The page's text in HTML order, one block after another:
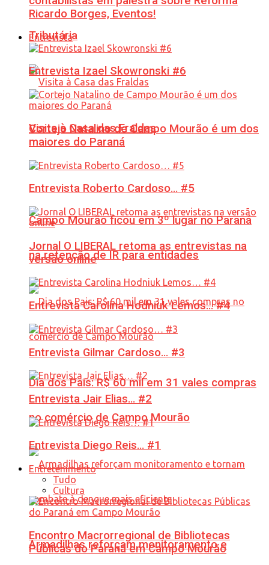
Tributária
Visita à Casa das Fraldas
Campo Mourão ficou em 3º lugar no Paraná
na retenção de IR para entidades
Dia dos Pais: R$ 60 mil em 31 vales compras
no comércio de Campo Mourão
Armadilhas reforçam monitoramento e
Ricardo Borges, Eventos!
Entrevista
Entrevista Izael Skowronski #6
Cortejo Natalino de Campo Mourão é um dos
maiores do Paraná
Entrevista Roberto Cardoso… #5
Jornal O LIBERAL retoma as entrevistas na
versão online
Entrevista Carolina Hodniuk Lemos… #4
Entrevista Gilmar Cardoso… #3
Entrevista Jair Elias… #2
Entrevista Diego Reis… #1
Entretenimento
Tudo
Cultura
Encontro Macrorregional de Bibliotecas
Públicas do Paraná em Campo Mourão